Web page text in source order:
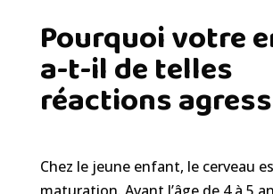
Pourquoi votre
a-t-il de telles
réactions
Chez le jeune enfant, le cerveau